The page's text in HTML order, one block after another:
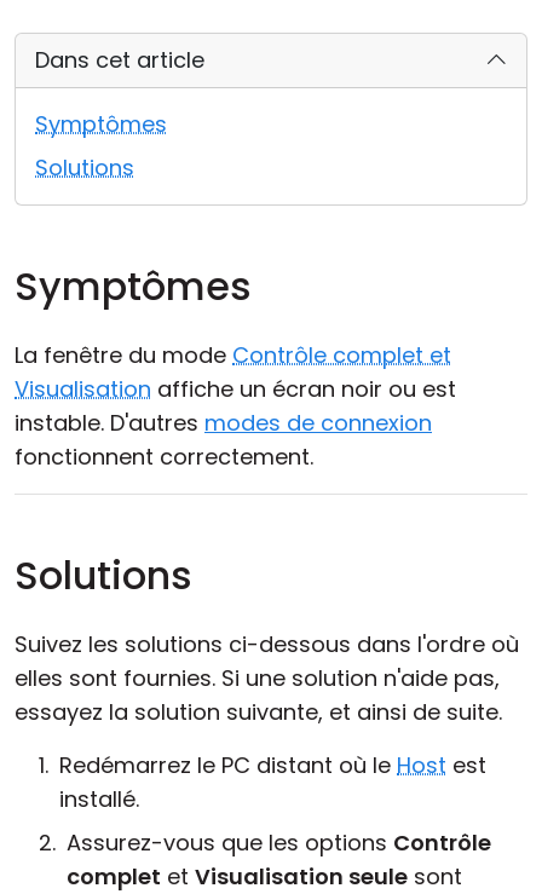
Dans cet article
Symptômes
Solutions
Symptômes
La fenêtre du mode Contrôle complet et
Visualisation affiche un écran noir ou est
instable. D'autres modes de connexion
fonctionnent correctement.
Solutions
Suivez les solutions ci-dessous dans l'ordre où
elles sont fournies. Si une solution n'aide pas,
essayez la solution suivante, et ainsi de suite.
Redémarrez le PC distant où le Host est
installé.
Assurez-vous que les options Contrôle
complet et Visualisation seule sont
Cloud et sur site